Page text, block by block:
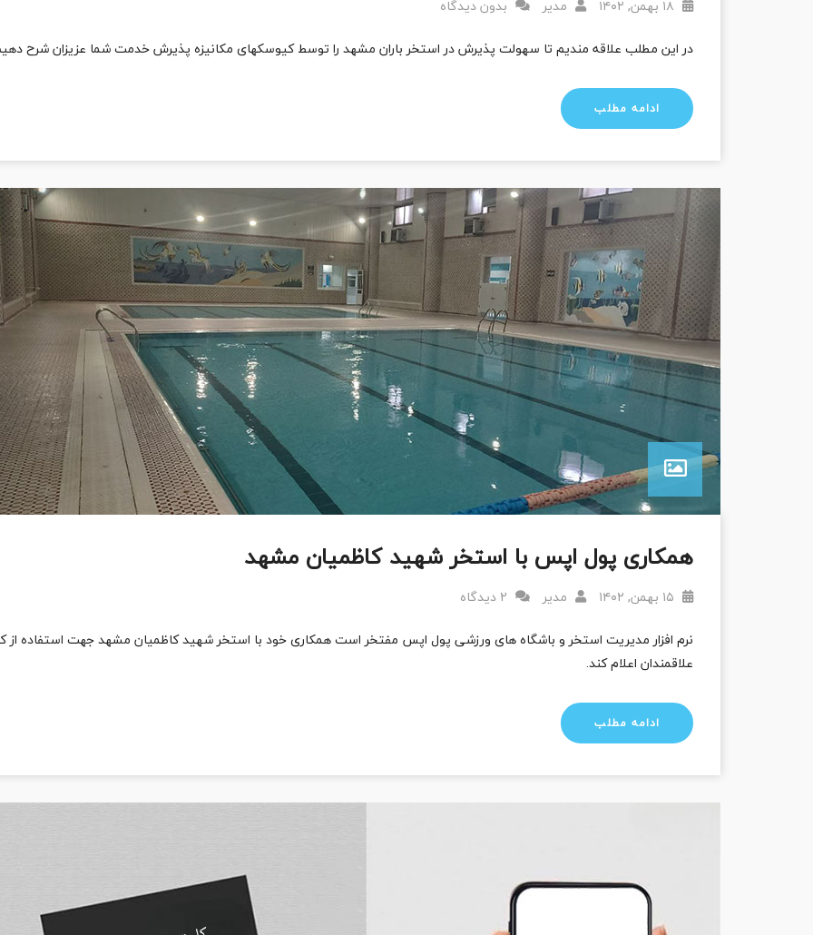
مدیر
بدون دیدگاه
در این مطلب علاقه مندیم تا سهولت پذیرش در استخر باران مشهد را توسط کیوسکهای مکانیزه پذیرش خدمت شما عزیزان شرح
ادامه مطلب
همکاری پول اپس با استخر شهید کاظمیان مشهد
مدیر
نرم افزار مدیریت استخر و باشگاه های ورزشی پول اپس مفتخر است همکاری خود با استخر شهید کاظمیان مشهد جهت استفاده
علاقمندان اعلام کند.
ادامه مطلب